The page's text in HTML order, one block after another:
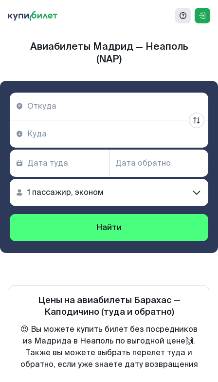
Авиабилеты Мадрид — Неаполь
(NAP)
Найти
Цены на авиабилеты Барахас —
Каподичино (туда и обратно)
😍 Вы можете купить билет без посредников
из Мадрида в Неаполь по выгодной цене🙌.
Также вы можете выбрать перелет туда и
обратно, если уже знаете дату возвращения